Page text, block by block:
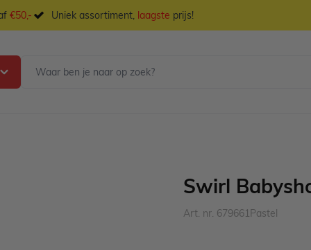
€50,- Uniek assortiment, laagste prijs!
Swirl
Art. nr. 679661Pastel